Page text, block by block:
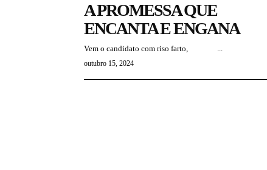
A PROMESSA QUE
ENCANTA E ENGANA
Vem o candidato com riso farto, ...
outubro 15, 2024